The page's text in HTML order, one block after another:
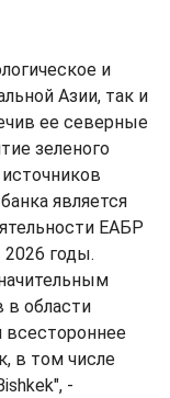
и
Азии, так и
ее северные
зеленого
является
ЕАБР
годы.
в области
всестороннее
в том числе
-